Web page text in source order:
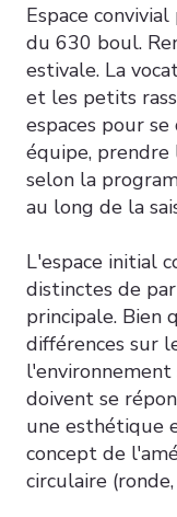
Espace
du 630 boul.
estivale. La
et les petits
espaces pour
équipe, prendre
selon la
au long de la
L'espace initial
distinctes de
principale. Bien
différences sur
l'environnement
doivent se
une esthétique
concept de
circulaire